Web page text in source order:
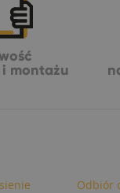
montażu
Odbiór